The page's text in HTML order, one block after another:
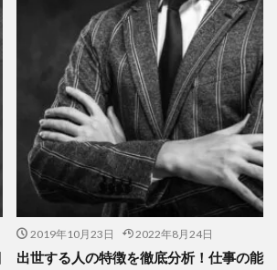
2019年10月23日 2022年8月24日
出世する人の特徴を徹底分析！仕事の能